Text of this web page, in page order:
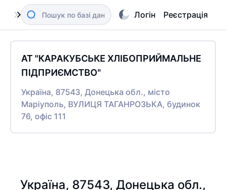
Логін Реєстрація
АТ "КАРАКУБСЬКЕ ХЛІБОПРИЙМАЛЬНЕ
ПІДПРИЄМСТВО"
Україна, 87543, Донецька обл., місто
Маріуполь, ВУЛИЦЯ ТАГАНРОЗЬКА, будинок
76, офіс 111
Україна, 87543, Донецька обл.,